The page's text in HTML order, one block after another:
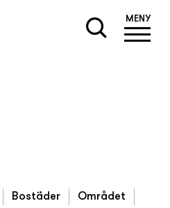
MENY
Bostäder
Området